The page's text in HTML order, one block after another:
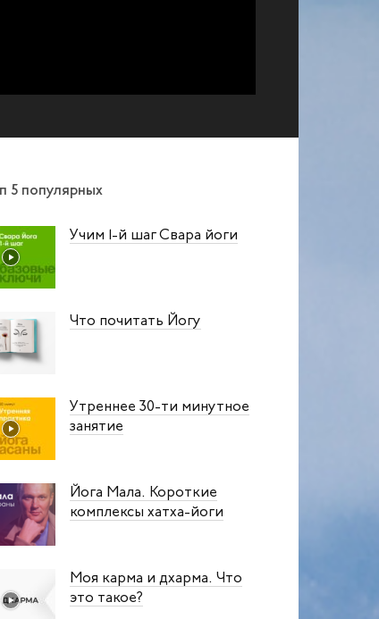
5 популярных
Учим 1‑й шаг Свара йоги
Что почитать Йогу
Утреннее 30-ти минутное
занятие
Йога Мала. Короткие
комплексы хатха-йоги
Моя карма и дхарма. Что
это такое?